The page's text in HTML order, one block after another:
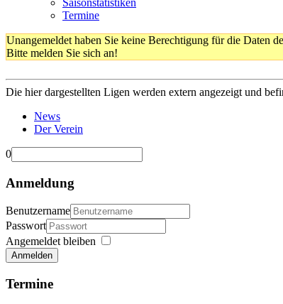
Saisonstatistiken
Termine
Unangemeldet haben Sie keine Berechtigung für die Daten
Bitte melden Sie sich an!
Die hier dargestellten Ligen werden extern angezeigt und
News
Der Verein
0
Anmeldung
Benutzername
Passwort
Angemeldet bleiben
Anmelden
Termine